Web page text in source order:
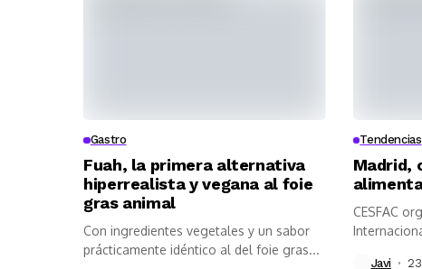
Gastro
Fuah, la primera alternativa
hiperrealista y vegana al foie
gras animal
Con ingredientes vegetales y un sabor
prácticamente idéntico al del foie gras...
Tendencias
Madrid,
CESFAC
Javi